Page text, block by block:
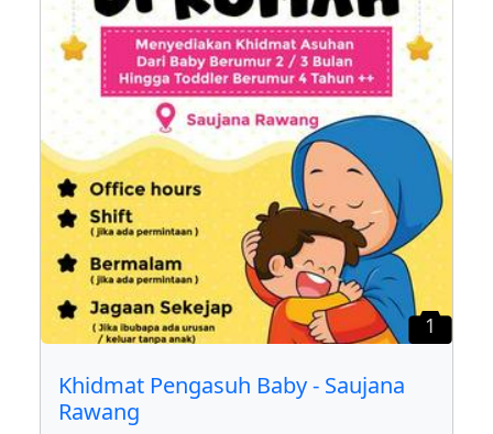
1
Khidmat Pengasuh Baby - Saujana
Rawang